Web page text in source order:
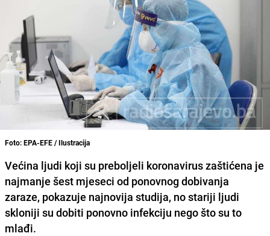
Foto: EPA-EFE / Ilustracija
Većina ljudi koji su preboljeli koronavirus zaštićena je
najmanje šest mjeseci od ponovnog dobivanja
zaraze, pokazuje najnovija studija, no stariji ljudi
skloniji su dobiti ponovno infekciju nego što su to
mlađi.